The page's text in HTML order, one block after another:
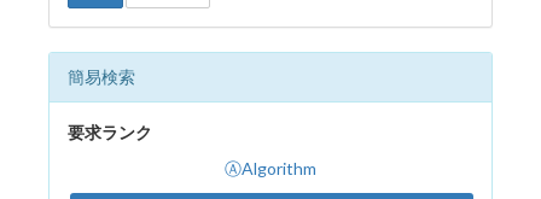
簡易検索
要求ランク
ⒶAlgorithm